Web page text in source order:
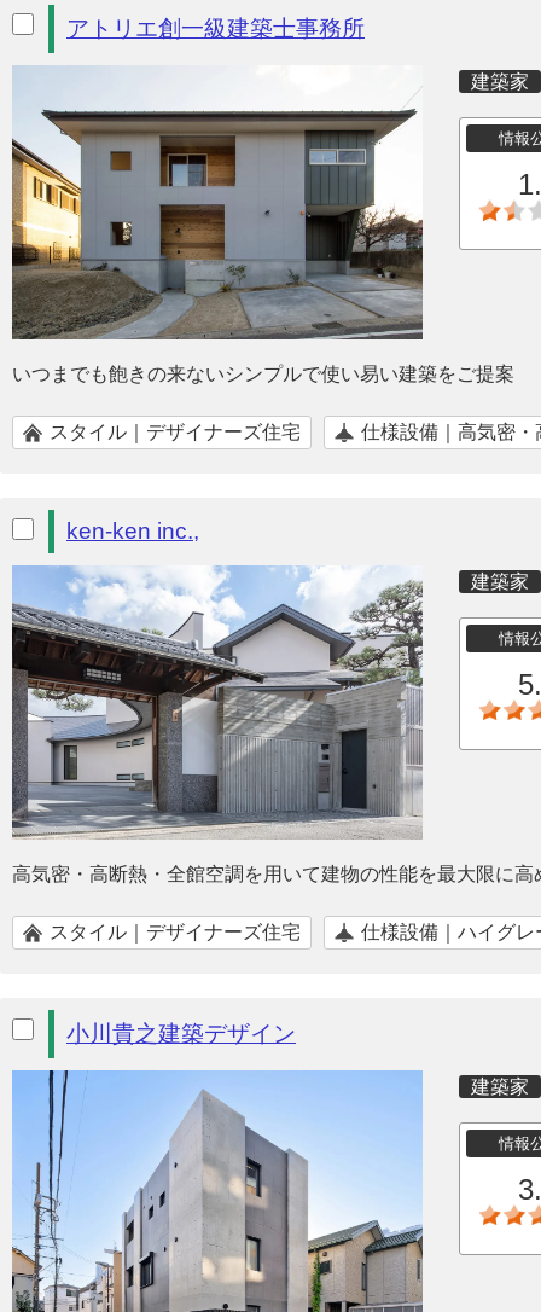
アトリエ創一級建築士事務所
建築家
情報
いつまでも飽きの来ないシンプルで使い易い建築をご提案
スタイル｜デザイナーズ住宅 仕様設備｜高気密・
ken-ken inc.,
建築家
情報
高気密・高断熱・全館空調を用いて建物の性能を最大限に
スタイル｜デザイナーズ住宅 仕様設備｜ハイグレ
小川貴之建築デザイン
建築家
情報